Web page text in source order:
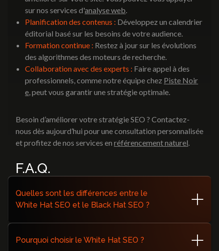
sur nos services d'analyse web.
Planification des contenus : Développez un calendrier
éditorial basé sur les besoins de votre audience.
Formation continue : Restez à jour sur les évolutions
des algorithmes des moteurs de recherche.
Collaboration avec des experts : Faire appel à des
professionnels, comme notre équipe chez Piste Noir
e, peut vous garantir une stratégie optimale.
Besoin d’améliorer votre stratégie SEO ? Contactez-
nous dès aujourd’hui pour une consultation personnalisée
et profitez de nos services en référencement naturel.
F.A.Q.
Quelles sont les différences entre le
White Hat SEO et le Black Hat SEO ?
éthiques conformes aux consignes des moteurs de
recherche, tandis que le Black Hat SEO utilise des
Pourquoi choisir le White Hat SEO ?